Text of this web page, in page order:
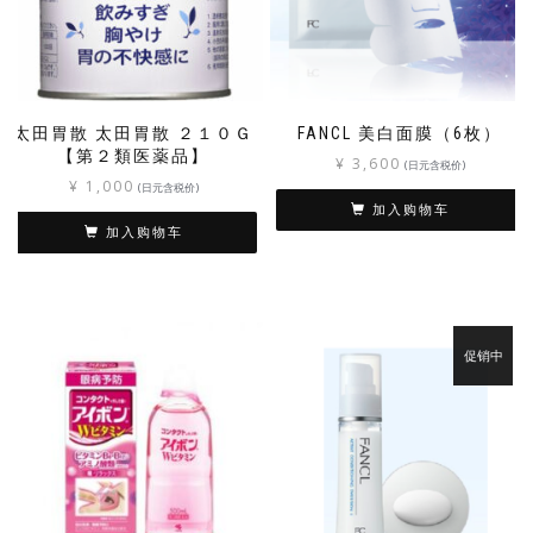
太田胃散 太田胃散 ２１０Ｇ
【第２類医薬品】
¥ 1,000 (日元含税价)
加入购物车
FANCL 美白面膜（6枚）
¥ 3,600 (日元含税价)
加入购物车
促销中